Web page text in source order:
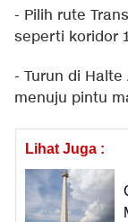
- Pilih rute
seperti koridor
- Turun di
menuju pintu
Lihat Juga :